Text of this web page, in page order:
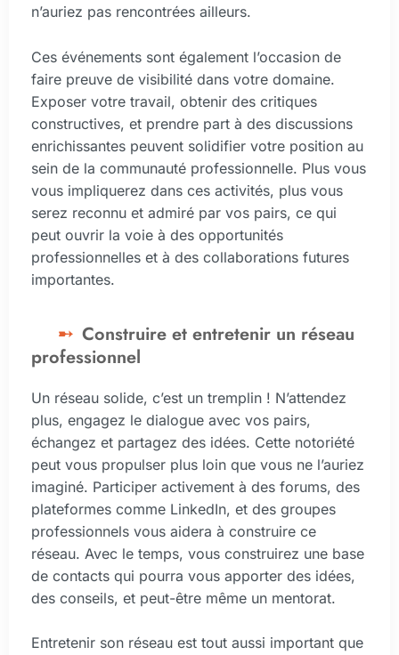
n’auriez pas rencontrées ailleurs.
Ces événements sont également l’occasion de
faire preuve de visibilité dans votre domaine.
Exposer votre travail, obtenir des critiques
constructives, et prendre part à des discussions
enrichissantes peuvent solidifier votre position au
sein de la communauté professionnelle. Plus vous
vous impliquerez dans ces activités, plus vous
serez reconnu et admiré par vos pairs, ce qui
peut ouvrir la voie à des opportunités
professionnelles et à des collaborations futures
importantes.
Construire et entretenir un réseau
professionnel
Un réseau solide, c’est un tremplin ! N’attendez
plus, engagez le dialogue avec vos pairs,
échangez et partagez des idées. Cette notoriété
peut vous propulser plus loin que vous ne l’auriez
imaginé. Participer activement à des forums, des
plateformes comme LinkedIn, et des groupes
professionnels vous aidera à construire ce
réseau. Avec le temps, vous construirez une base
de contacts qui pourra vous apporter des idées,
des conseils, et peut-être même un mentorat.
Entretenir son réseau est tout aussi important que